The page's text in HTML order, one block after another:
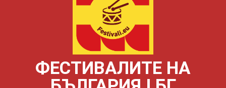
ФЕСТИВАЛИТЕ НА